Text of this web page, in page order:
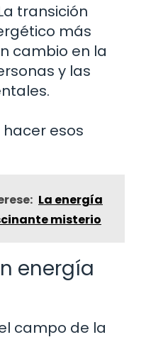
transición
más
cambio en la
y las
esos
La energía
misterio
energía
campo de la